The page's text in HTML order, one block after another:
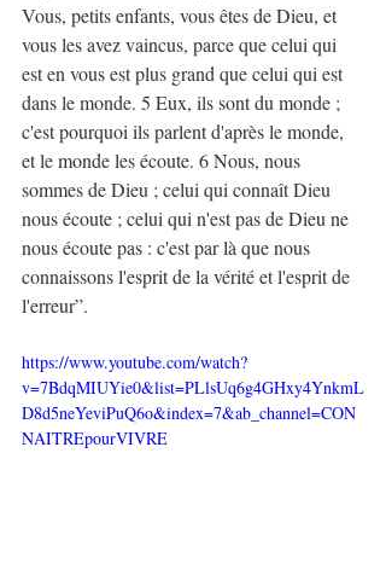
Vous, petits enfants, vous êtes de Dieu, et
vous les avez vaincus, parce que celui qui
est en vous est plus grand que celui qui est
dans le monde. 5 Eux, ils sont du monde ;
c'est pourquoi ils parlent d'après le monde,
et le monde les écoute. 6 Nous, nous
sommes de Dieu ; celui qui connaît Dieu
nous écoute ; celui qui n'est pas de Dieu ne
nous écoute pas : c'est par là que nous
connaissons l'esprit de la vérité et l'esprit de
l'erreur”.
https://www.youtube.com/watch?
v=7BdqMIUYie0&list=PLlsUq6g4GHxy4YnkmL
D8d5neYeviPuQ6o&index=7&ab_channel=CON
NAITREpourVIVRE